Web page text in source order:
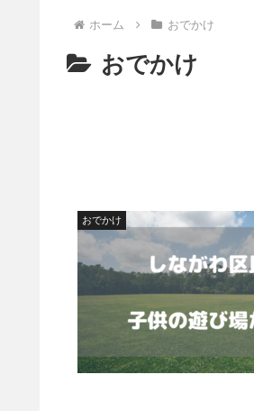
ホーム おでかけ
おでかけ
おでかけ